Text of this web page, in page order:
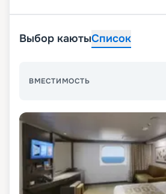
Выбор каютыСписок
ВМЕСТИМОСТЬ